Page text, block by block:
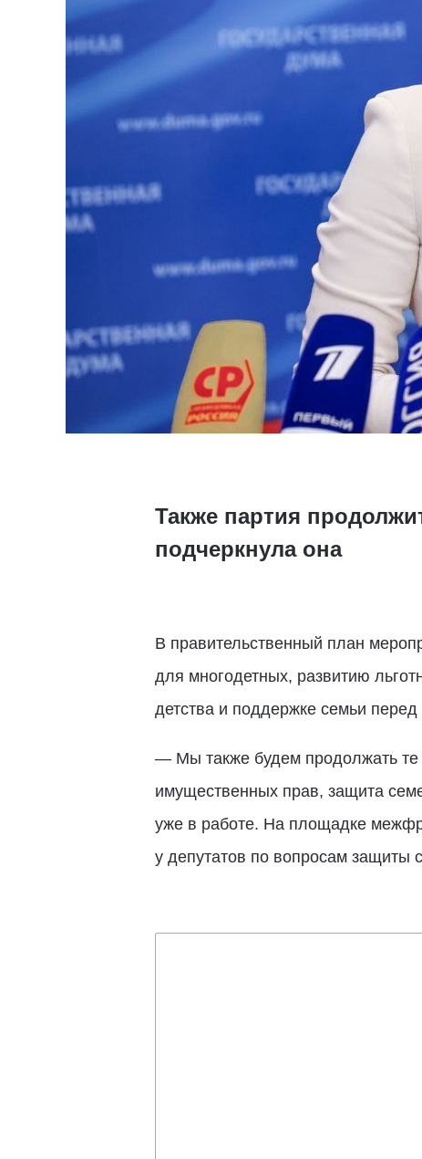
Также партия
подчеркнула она
В правительственный план
для многодетных, развитию
детства и поддержке семьи
— Мы также будем продолжать те
имущественных прав, защита
уже в работе. На площадке
у депутатов по вопросам